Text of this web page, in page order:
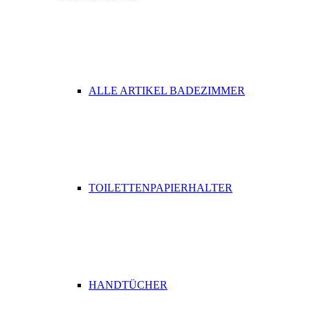
ALLE ARTIKEL BADEZIMMER
TOILETTENPAPIERHALTER
HANDTÜCHER